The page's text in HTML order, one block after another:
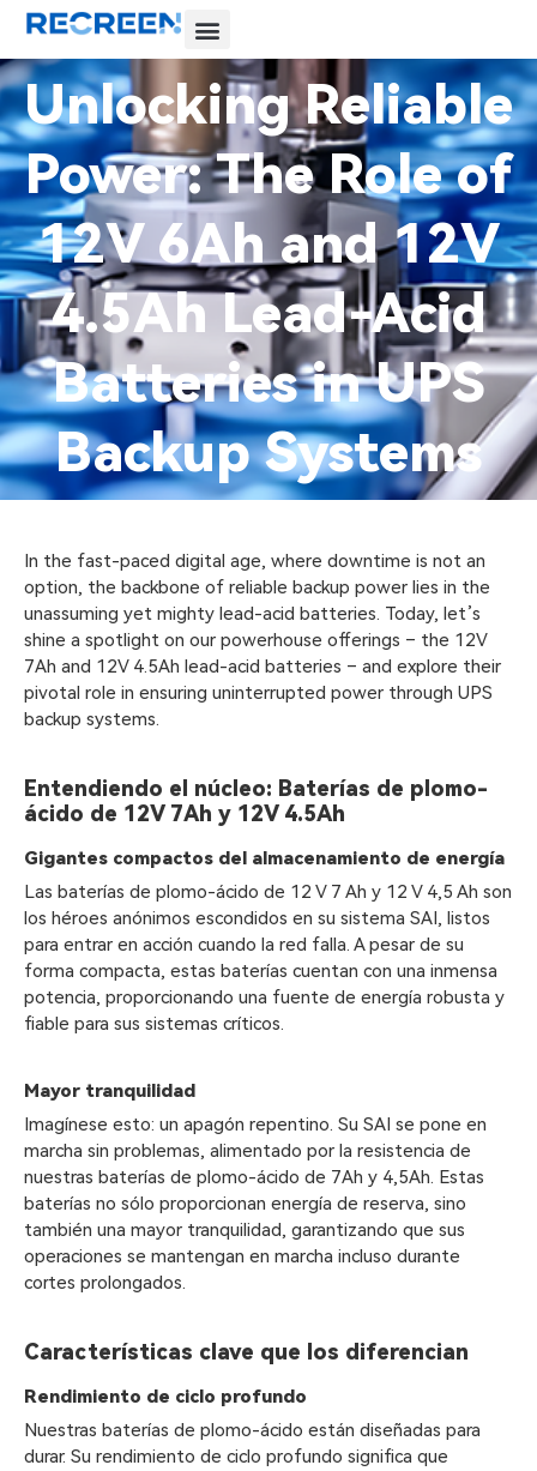
Unlocking Reliable
Power: The Role of
12V 6Ah and 12V
4.5Ah Lead-Acid
Batteries in UPS
Backup Systems
In the fast-paced digital age, where downtime is not an
option, the backbone of reliable backup power lies in the
unassuming yet mighty lead-acid batteries. Today, let’s
shine a spotlight on our powerhouse offerings – the 12V
7Ah and 12V 4.5Ah lead-acid batteries – and explore their
pivotal role in ensuring uninterrupted power through UPS
backup systems.
Entendiendo el núcleo: Baterías de plomo-
ácido de 12V 7Ah y 12V 4.5Ah
Gigantes compactos del almacenamiento de energía
Las baterías de plomo-ácido de 12 V 7 Ah y 12 V 4,5 Ah son
los héroes anónimos escondidos en su sistema SAI, listos
para entrar en acción cuando la red falla. A pesar de su
forma compacta, estas baterías cuentan con una inmensa
potencia, proporcionando una fuente de energía robusta y
fiable para sus sistemas críticos.
Mayor tranquilidad
Imagínese esto: un apagón repentino. Su SAI se pone en
marcha sin problemas, alimentado por la resistencia de
nuestras baterías de plomo-ácido de 7Ah y 4,5Ah. Estas
baterías no sólo proporcionan energía de reserva, sino
también una mayor tranquilidad, garantizando que sus
operaciones se mantengan en marcha incluso durante
cortes prolongados.
Características clave que los diferencian
Rendimiento de ciclo profundo
Nuestras baterías de plomo-ácido están diseñadas para
durar. Su rendimiento de ciclo profundo significa que